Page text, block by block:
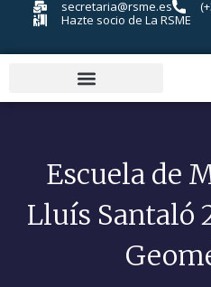
secretaria@rsme.es
Hazte socio de La RSME
Escuela de
Lluís Santaló